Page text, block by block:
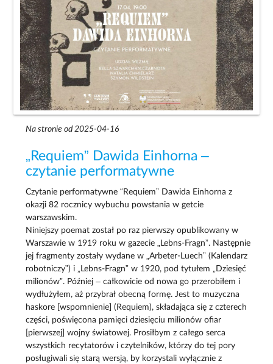
Na stronie od 2025-04-16
„Requiem” Dawida Einhorna –
czytanie performatywne
Czytanie performatywne “Requiem” Dawida Einhorna z
okazji 82 rocznicy wybuchu powstania w getcie
warszawskim.
Niniejszy poemat został po raz pierwszy opublikowany w
Warszawie w 1919 roku w gazecie „Lebns-Fragn”. Następnie
jej fragmenty zostały wydane w „Arbeter-Luech” (Kalendarz
robotniczy”) i „Lebns-Fragn” w 1920, pod tytułem „Dziesięć
milionów”. Później – całkowicie od nowa go przerobiłem i
wydłużyłem, aż przybrał obecną formę. Jest to muzyczna
haskore [wspomnienie] (Requiem), składająca się z czterech
części, poświęcona pamięci dziesięciu milionów ofiar
[pierwszej] wojny światowej. Prosiłbym z całego serca
wszystkich recytatorów i czytelników, którzy do tej pory
posługiwali się starą wersją, by korzystali wyłącznie z